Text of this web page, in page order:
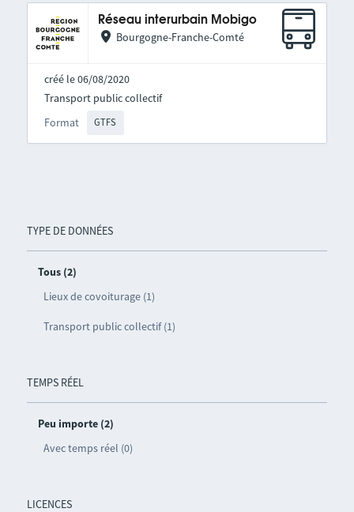
TYPE DE DONNÉES
Tous (2)
Lieux de covoiturage (1)
Transport public collectif (1)
TEMPS RÉEL
Peu importe (2)
Avec temps réel (0)
LICENCES
Réseau interurbain Mobigo
Bourgogne-Franche-Comté
créé le 06/08/2020
Format GTFS
Transport public collectif